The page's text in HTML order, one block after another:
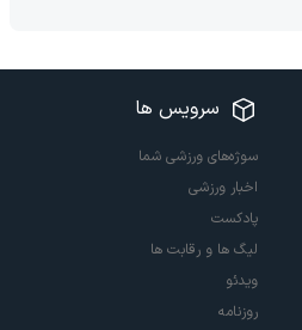
سرویس ها
سوژه‌های ورزشی شما
اخبار ورزشی
پادکست
لیگ ها و رقابت ها
ویدئو
روزنامه